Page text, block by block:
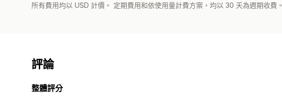
所有費用均以 USD 計價。 定期費用和依使用量計費方案，均以 30 天為週期收費。
評論
整體評分